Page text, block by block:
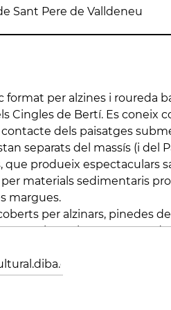
Sant Pere de Valldeneu
de Valldeneu